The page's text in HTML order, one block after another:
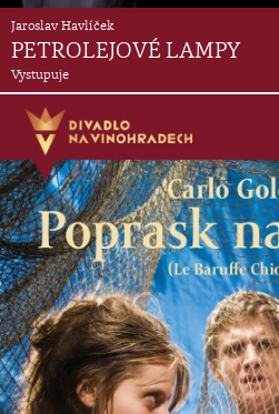
Jaroslav Havlíček
PETROLEJOVÉ LAMPY
Vystupuje